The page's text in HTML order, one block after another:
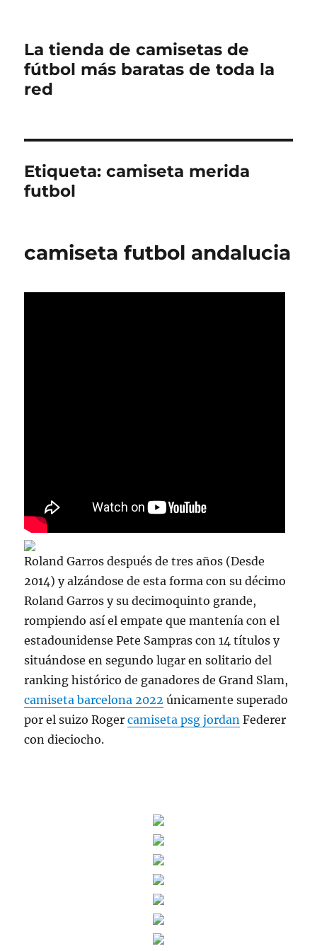
La tienda de camisetas de
fútbol más baratas de toda la
red
Etiqueta:camiseta merida
futbol
camiseta futbol andalucia
Roland Garros después de tres años (Desde
2014) y alzándose de esta forma con su décimo
Roland Garros y su decimoquinto grande,
rompiendo así el empate que mantenía con el
estadounidense Pete Sampras con 14 títulos y
situándose en segundo lugar en solitario del
ranking histórico de ganadores de Grand Slam,
camiseta barcelona 2022 únicamente superado
por el suizo Rogercamiseta psg jordan Federer
con dieciocho.